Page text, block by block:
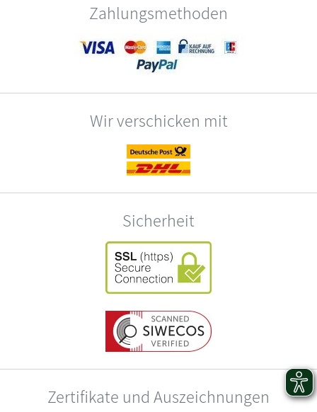
Zahlungsmethoden
Wir verschicken mit
Sicherheit
Zertifikate und Auszeichnungen